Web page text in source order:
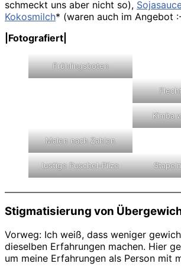
schmeckt uns aber nicht so),
Kokosmilch* (waren auch im Angebot
|Fotografiert|
Frühlingsboten
Kimba
Malen nach Zahlen
lustige Puschel-Pilze
Stigmatisierung von
Vorweg: Ich weiß, dass weniger
dieselben Erfahrungen machen. Hier
um meine Erfahrungen als Person mit